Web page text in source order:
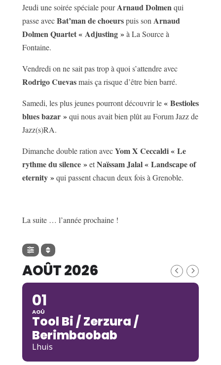
Jeudi une soirée spéciale pourArnaud Dolmen qui
passe avecBat’man de choeurspuis son Arnaud
Dolmen Quartet« Adjusting »à La Source à
Fontaine.
Vendredi on ne sait pas trop à quoi s’attendre avec
Rodrigo Cuevasmais ça risque d’être bien barré.
Samedi, les plus jeunes pourront découvrir le« Bestioles
blues bazar »qui nous avait bien plût au Forum Jazz de
Jazz(s)RA.
Dimanche double ration avecYom X Ceccaldi « Le
rythme du silence »etNaïssam Jalal « Landscape of
eternity »qui passent chacun deux fois à Grenoble.
La suite … l’année prochaine !
AOÛT 2026
01
AOÛ
Tool Bi / Zerzura /
Berimbaobab
Lhuis